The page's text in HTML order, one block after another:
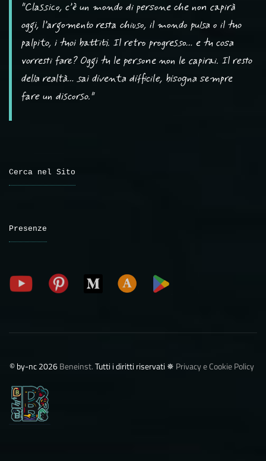
"Classico, c’è un mondo di persone che non capirà
oggi, l’argomento resta chiuso, il mondo pulsa o il tuo
palpito, i tuoi battiti. Il retro progresso… e tu cosa
vorresti fare? Oggi tu le persone non le capirai. Il resto
della realtà… sai diventa difficile, bisogna sempre
fare un discorso."
Cerca nel Sito
Presenze
©️ by-nc 2026Beneinst.Tutti i diritti riservati ✵ Privacy e Cookie Policy